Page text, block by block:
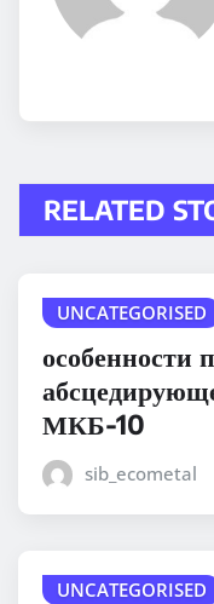
RELATED
UNCATEGORISED
особенности
МКБ-10
sib_ecometal
UNCATEGORISED